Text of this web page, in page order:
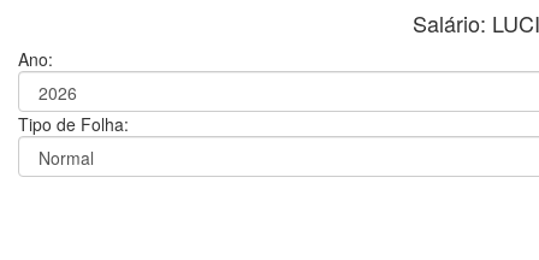
Salário:
Ano:
Tipo de Folha: